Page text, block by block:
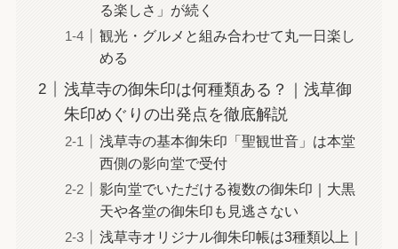
る楽しさ」が続く
観光・グルメと組み合わせて丸一日楽し
める
浅草寺の御朱印は何種類ある？｜浅草御
朱印めぐりの出発点を徹底解説
浅草寺の基本御朱印「聖観世音」は本堂
西側の影向堂で受付
影向堂でいただける複数の御朱印｜大黒
天や各堂の御朱印も見逃さない
浅草寺オリジナル御朱印帳は3種類以上｜